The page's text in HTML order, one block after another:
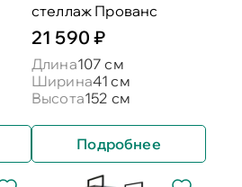
стеллаж Прованс
21 590 ₽
Длина107 см
Ширина41 см
Высота152 см
Подробнее